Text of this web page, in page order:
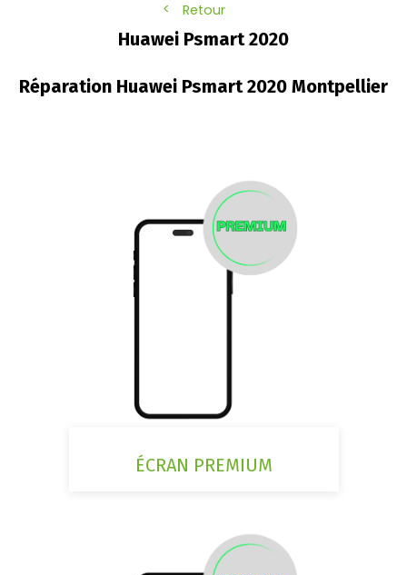
Retour
Huawei Psmart 2020
Réparation Huawei Psmart 2020 Montpellier
ÉCRAN PREMIUM